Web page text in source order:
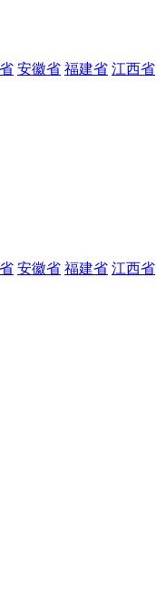
安徽省 福建省 江西省
安徽省 福建省 江西省